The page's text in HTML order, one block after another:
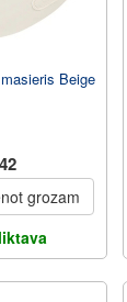
Beige
grozam